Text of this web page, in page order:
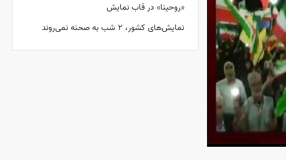
«روحینا» در قاب نمایش
نمایش‌های کشور، ٢ شب به صحنه نمی‌روند